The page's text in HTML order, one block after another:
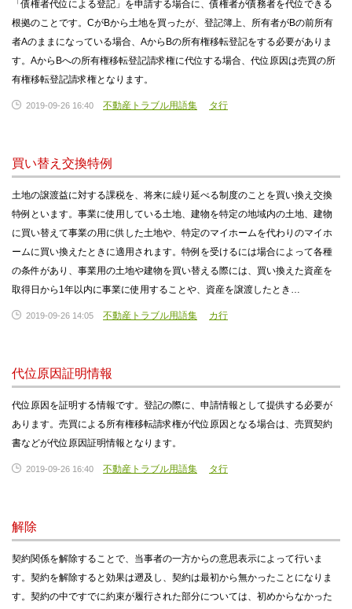
「債権者代位による登記」を申請する場合に、債権者が債務者を代位できる
根拠のことです。CがBから土地を買ったが、登記簿上、所有者がBの前所有
者Aのままになっている場合、AからBの所有権移転登記をする必要がありま
す。AからBへの所有権移転登記請求権に代位する場合、代位原因は売買の所
有権移転登記請求権となります。
2019-09-26 16:40 不動産トラブル用語集 タ行
買い替え交換特例
土地の譲渡益に対する課税を、将来に繰り延べる制度のことを買い換え交換
特例といます。事業に使用している土地、建物を特定の地域内の土地、建物
に買い替えて事業の用に供した土地や、特定のマイホームを代わりのマイホ
ームに買い換えたときに適用されます。特例を受けるには場合によって各種
の条件があり、事業用の土地や建物を買い替える際には、買い換えた資産を
取得日から1年以内に事業に使用することや、資産を譲渡したとき…
2019-09-26 14:05 不動産トラブル用語集 カ行
代位原因証明情報
代位原因を証明する情報です。登記の際に、申請情報として提供する必要が
あります。売買による所有権移転請求権が代位原因となる場合は、売買契約
書などが代位原因証明情報となります。
2019-09-26 16:40 不動産トラブル用語集 タ行
解除
契約関係を解除することで、当事者の一方からの意思表示によって行いま
す。契約を解除すると効果は遡及し、契約は最初から無かったことになりま
す。契約の中ですでに約束が履行された部分については、初めからなかった